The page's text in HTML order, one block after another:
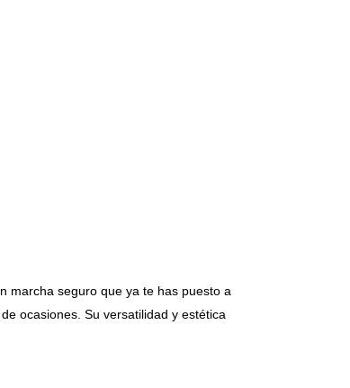
marcha seguro que ya te has puesto a
ocasiones. Su versatilidad y estética